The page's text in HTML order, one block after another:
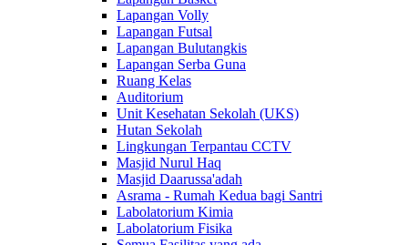
Lapangan Volly
Lapangan Futsal
Lapangan Bulutangkis
Lapangan Serba Guna
Ruang Kelas
Auditorium
Unit Kesehatan Sekolah (UKS)
Hutan Sekolah
Lingkungan Terpantau CCTV
Masjid Nurul Haq
Masjid Daarussa'adah
Asrama - Rumah Kedua bagi Santri
Labolatorium Kimia
Labolatorium Fisika